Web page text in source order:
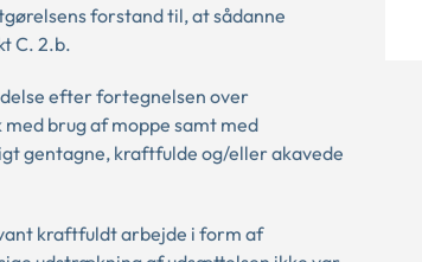
forstand til, at sådanne
C. 2.b.
efter fortegnelsen over
brug af moppe samt med
gentagne, kraftfulde og/eller akavede
kraftfuldt arbejde i form af